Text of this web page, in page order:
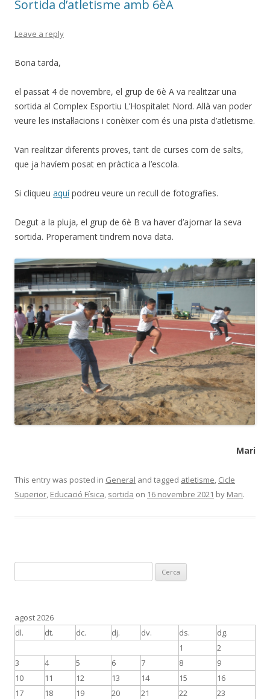
Sortida d’atletisme amb 6èA
Leave a reply
Bona tarda,
el passat 4 de novembre, el grup de 6è A va realitzar una
sortida al Complex Esportiu L’Hospitalet Nord. Allà van poder
veure les instal·lacions i conèixer com és una pista d’atletisme.
Van realitzar diferents proves, tant de curses com de salts,
que ja havíem posat en pràctica a l’escola.
Si cliqueu aquípodreu veure un recull de fotografies.
Degut a la pluja, el grup de 6è B va haver d’ajornar la seva
sortida. Properament tindrem nova data.
Mari
This entry was posted in General and tagged atletisme, Cicle
Superior, Educació Física, sortida on 16 novembre 2021 by Mari.
e
a
:
agost 2026
dl.
dt. dc. dj. dv. ds.
dg.
1
2
3
4 5 6 7 8
9
10
11 12 13 14 15
16
17
18 19 20 21 22 23